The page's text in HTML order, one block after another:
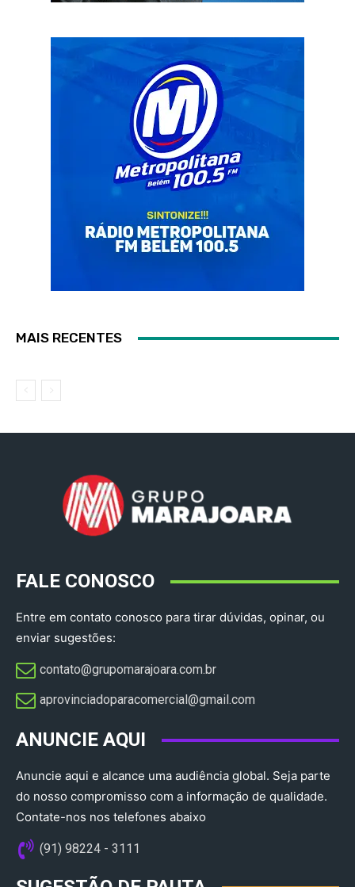
MAIS RECENTES
FALE CONOSCO
Entre em contato conosco para tirar dúvidas, opinar, ou
enviar sugestões:
contato@grupomarajoara.com.br
aprovinciadoparacomercial@gmail.com​
ANUNCIE AQUI
Anuncie aqui e alcance uma audiência global. Seja parte
do nosso compromisso com a informação de qualidade.
Contate-nos nos telefones abaixo
(91) 98224 - 3111